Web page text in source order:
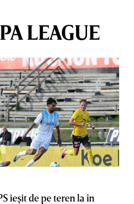
LEAGUE
ieşit de pe teren la în